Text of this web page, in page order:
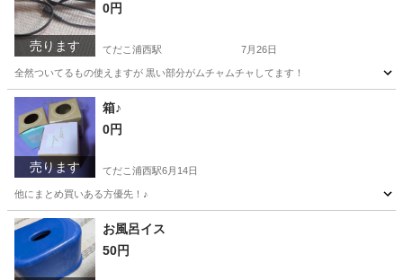
売ります
0円
てだこ浦西駅 7月26日
全然ついてるもの使えますが 黒い部分がムチャムチャしてます！
沖縄 うるま市
売ります
箱♪
0円
てだこ浦西駅6月14日
他にまとめ買いある方優先！♪
沖縄 うるま市 てだこ浦西駅
お風呂イス
50円